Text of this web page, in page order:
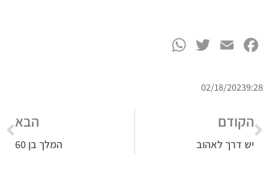
Facebook
Email
Twitter
9:28
02/18/2023
הקודם
יש דרך לאהוב
הבא
המלך בן 60